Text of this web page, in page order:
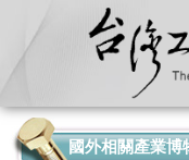
國外相關產業博